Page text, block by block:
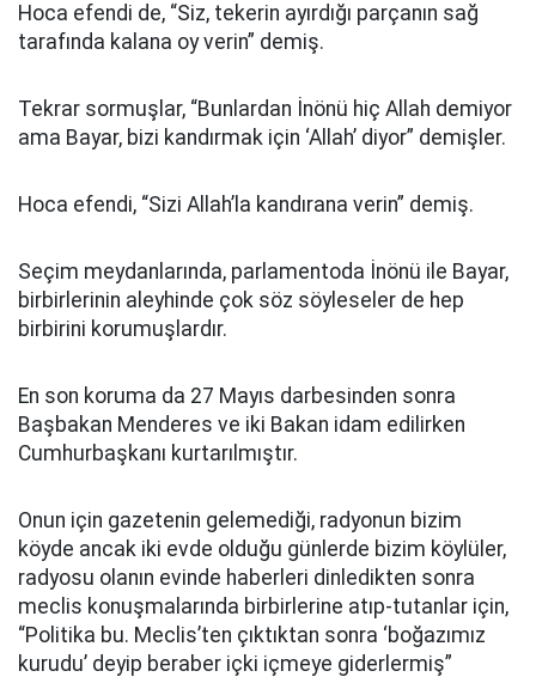
Hoca efendi de, “Siz, tekerin ayırdığı parçanın sağ
tarafında kalana oy verin” demiş.
Tekrar sormuşlar, “Bunlardan İnönü hiç Allah demiyor
ama Bayar, bizi kandırmak için ‘Allah’ diyor” demişler.
Hoca efendi, “Sizi Allah’la kandırana verin” demiş.
Seçim meydanlarında, parlamentoda İnönü ile Bayar,
birbirlerinin aleyhinde çok söz söyleseler de hep
birbirini korumuşlardır.
En son koruma da 27 Mayıs darbesinden sonra
Başbakan Menderes ve iki Bakan idam edilirken
Cumhurbaşkanı kurtarılmıştır.
Onun için gazetenin gelemediği, radyonun bizim
köyde ancak iki evde olduğu günlerde bizim köylüler,
radyosu olanın evinde haberleri dinledikten sonra
meclis konuşmalarında birbirlerine atıp-tutanlar için,
“Politika bu. Meclis’ten çıktıktan sonra ‘boğazımız
kurudu’ deyip beraber içki içmeye giderlermiş”